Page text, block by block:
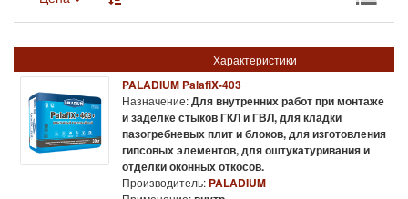
Характеристики
PALADIUM PalafiX-403
Назначение:Для внутренних работ при монтаже
и заделке стыков ГКЛ и ГВЛ, для кладки
пазогребневых плит и блоков, для изготовления
гипсовых элементов, для оштукатуривания и
отделки оконных откосов.
Производитель: PALADIUM